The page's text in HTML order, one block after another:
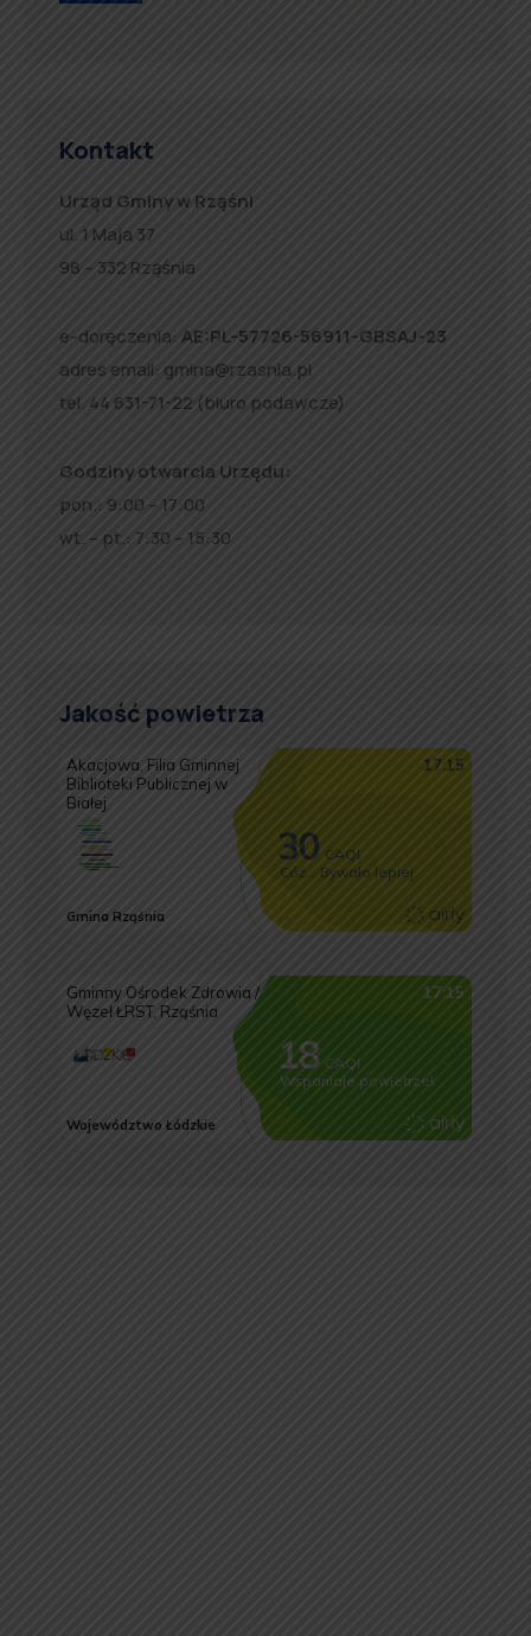
Kontakt
Urząd Gminy w Rząśni
ul. 1 Maja 37
98 – 332 Rząśnia
e-doręczenia: AE:PL-57726-56911-GBSAJ-23
adres email: gmina@rzasnia.pl
tel. 44 631-71-22 (biuro podawcze)
Godziny otwarcia Urzędu:
pon.: 9:00 – 17:00
wt. – pt.: 7:30 – 15:30
Jakość powietrza